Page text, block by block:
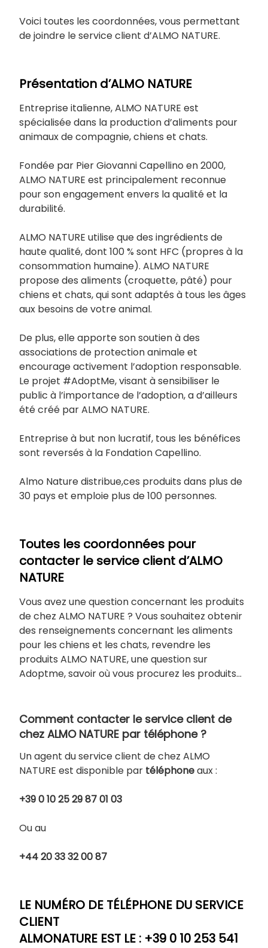
Voici toutes les coordonnées, vous permettant
de joindre le service client d’ALMO NATURE.
Présentation d’ALMO NATURE
Entreprise italienne, ALMO NATURE est
spécialisée dans la production d’aliments pour
animaux de compagnie, chiens et chats.
Fondée par Pier Giovanni Capellino en 2000,
ALMO NATURE est principalement reconnue
pour son engagement envers la qualité et la
durabilité.
ALMO NATURE utilise que des ingrédients de
haute qualité, dont 100 % sont HFC (propres à la
consommation humaine). ALMO NATURE
propose des aliments (croquette, pâté) pour
chiens et chats, qui sont adaptés à tous les âges
aux besoins de votre animal.
De plus, elle apporte son soutien à des
associations de protection animale et
encourage activement l’adoption responsable.
Le projet #AdoptMe, visant à sensibiliser le
public à l’importance de l’adoption, a d’ailleurs
été créé par ALMO NATURE.
Entreprise à but non lucratif, tous les bénéfices
sont reversés à la Fondation Capellino.
Almo Nature distribue,ces produits dans plus de
30 pays et emploie plus de 100 personnes.
Toutes les coordonnées pour
contacter le service client d’ALMO
NATURE
Vous avez une question concernant les produits
de chez ALMO NATURE ? Vous souhaitez obtenir
des renseignements concernant les aliments
pour les chiens et les chats, revendre les
produits ALMO NATURE, une question sur
Adoptme, savoir où vous procurez les produits…
Comment contacter le service client de
chez ALMO NATURE par téléphone ?
Un agent du service client de chez ALMO
NATURE est disponible par téléphoneaux :
+39 0 10 25 29 87 01 03
Ou au
+44 20 33 32 00 87
LE NUMÉRO DE TÉLÉPHONE DU SERVICE
CLIENT
ALMONATURE EST LE : +39 0 10 253 541